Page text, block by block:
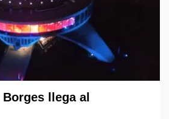
llega al